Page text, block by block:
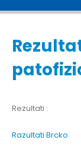
Rezultati :
Razultati Brcko